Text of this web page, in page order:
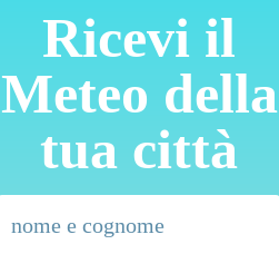
Ricevi il
Meteo della
tua città